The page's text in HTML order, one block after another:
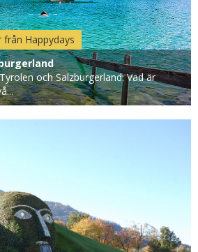
Happydays
och Salzburgerland: Vad är